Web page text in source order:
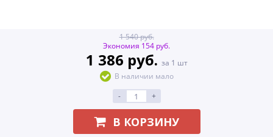
1 540 руб.
Экономия 154 руб.
1 386 руб. за 1 шт
В наличии мало
-
+
В КОРЗИНУ